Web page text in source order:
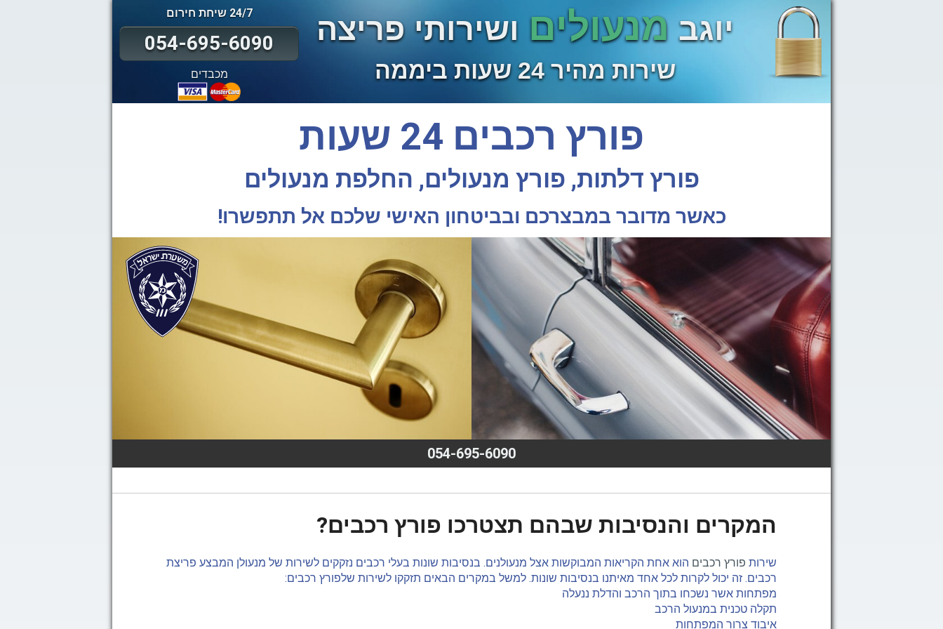
יוגב מנעולים ושירותי פריצה
שירות מהיר 24 שעות ביממה
24/7 שיחת חירום
054-695-6090
מכבדים
פורץ רכבים 24 שעות
פורץ דלתות, פורץ מנעולים, החלפת מנעולים
כאשר מדובר במבצרכם ובביטחון האישי שלכם אל תתפשרו!
054-695-6090
המקרים והנסיבות שבהם תצטרכו פורץ רכבים?
שירות פורץ רכבים הוא אחת הקריאות המבוקשות אצל מנעולנים. בנסיבות שונות בעלי רכבים נזקקים לשירות של מנעולן המבצע פריצת
רכבים. זה יכול לקרות לכל אחד מאיתנו בנסיבות שונות. למשל במקרים הבאים תזקקו לשירות שלפורץ רכבים:
מפתחות אשר נשכחו בתוך הרכב והדלת ננעלה
תקלה טכנית במנעול הרכב
איבוד צרור המפתחות